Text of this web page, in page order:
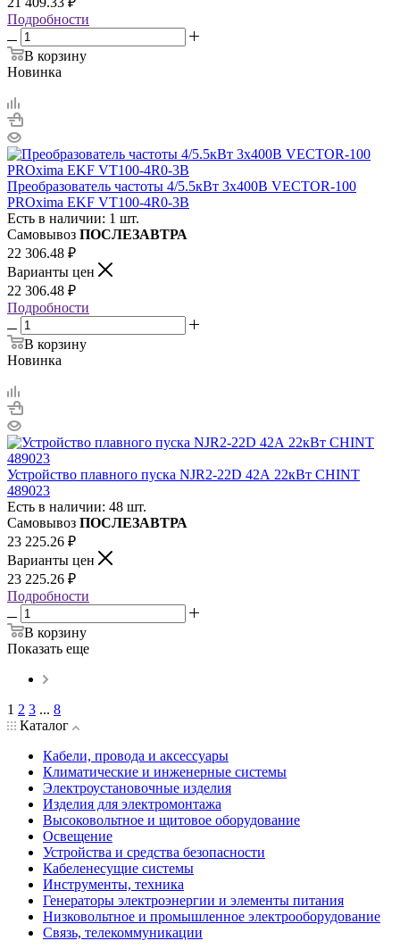
Подробности
В корзину
Новинка
Преобразователь частоты 4/5.5кВт 3х400В VECTOR-100
PROxima EKF VT100-4R0-3B
Есть в наличии: 1 шт.
Самовывоз ПОСЛЕЗАВТРА
22 306.48 ₽
Варианты цен
22 306.48 ₽
Подробности
В корзину
Новинка
Устройство плавного пуска NJR2-22D 42А 22кВт CHINT
489023
Есть в наличии: 48 шт.
Самовывоз ПОСЛЕЗАВТРА
23 225.26 ₽
Варианты цен
23 225.26 ₽
Подробности
В корзину
Показать еще
1 2 3 ... 8
Каталог
Кабели, провода и аксессуары
Климатические и инженерные системы
Электроустановочные изделия
Изделия для электромонтажа
Высоковольтное и щитовое оборудование
Освещение
Устройства и средства безопасности
Кабеленесущие системы
Инструменты, техника
Генераторы электроэнергии и элементы питания
Низковольтное и промышленное электрооборудование
Связь, телекоммуникации